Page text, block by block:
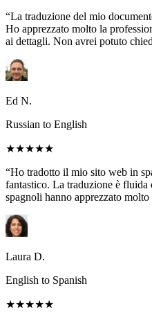
“La traduzione del mio
Ho apprezzato molto la
ai dettagli. Non avrei potuto
Ed N.
Russian to English
★★★★★
“Ho tradotto il mio sito web in
fantastico. La traduzione è
spagnoli hanno apprezzato
Laura D.
English to Spanish
★★★★★